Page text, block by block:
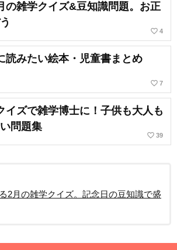
の雑学クイズ&豆知識問題。お正
favorite_border 4
読みたい絵本・児童書まとめ
favorite_border 7
イズで雑学博士に！子供も大人も
問題集
favorite_border 39
2月の雑学クイズ。記念日の豆知識で盛